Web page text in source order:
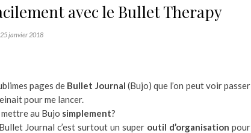
avec le Bullet Therapy
25 janvier 2018
pages de Bullet Journal (Bujo) que l’on peut voir passer
pour me lancer.
au Bujo simplement?
Journal c’est surtout un super outil d’organisation pour